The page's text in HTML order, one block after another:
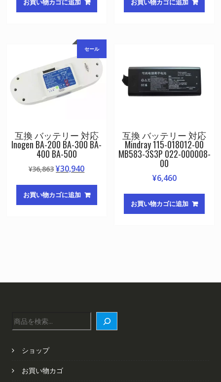
お買い物カゴに追加 お買い物カゴに追加
セール
互換 バッテリー 対応
Inogen BA-200 BA-300 BA-
400 BA-500
¥36,863元
価
格
¥30,940現
の
価
お買い物カゴに追加
互換 バッテリー 対応
Mindray 115-018012-00
MB583-3S3P 022-000008-
00
¥6,460
お買い物カゴに追加
検
索
ショップ
お買い物カゴ